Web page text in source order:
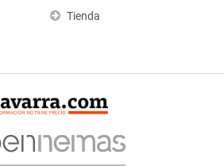
Tienda